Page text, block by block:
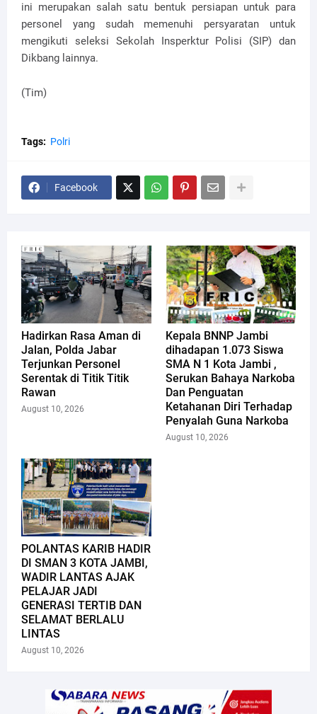
ini merupakan salah satu bentuk persiapan untuk para
personel yang sudah memenuhi persyaratan untuk
mengikuti seleksi Sekolah Insperktur Polisi (SIP) dan
Dikbang lainnya.
(Tim)
Tags: Polri
Facebook
Hadirkan Rasa Aman di
Jalan, Polda Jabar
Terjunkan Personel
Serentak di Titik Titik
Rawan
August 10, 2026
Kepala BNNP Jambi
dihadapan 1.073 Siswa
SMA N 1 Kota Jambi ,
Serukan Bahaya Narkoba
Dan Penguatan
Ketahanan Diri Terhadap
Penyalah Guna Narkoba
August 10, 2026
POLANTAS KARIB HADIR
DI SMAN 3 KOTA JAMBI,
WADIR LANTAS AJAK
PELAJAR JADI
GENERASI TERTIB DAN
SELAMAT BERLALU
LINTAS
August 10, 2026